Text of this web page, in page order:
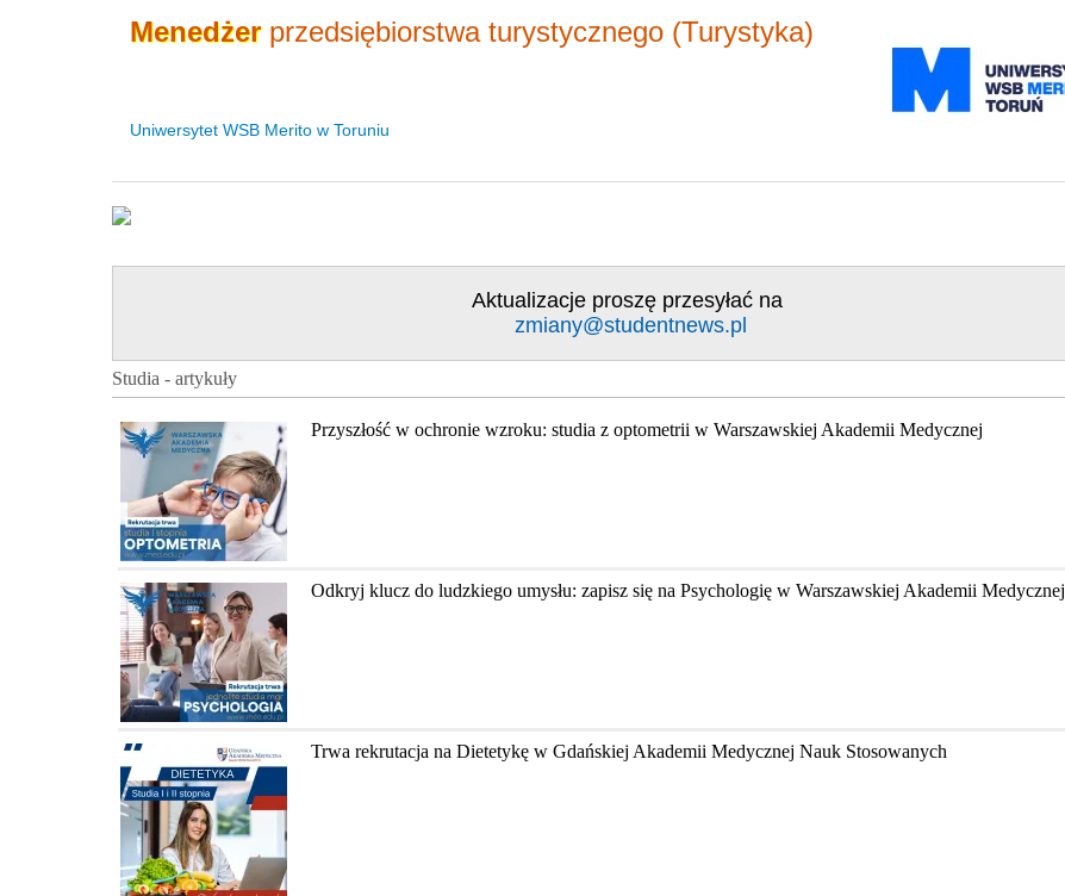
Menedżerprzedsiębiorstwa turystycznego (Turystyka)
Uniwersytet WSB Merito w Toruniu
Aktualizacje proszę przesyłać na
zmiany@studentnews.pl
Studia - artykuły
Przyszłość w ochronie wzroku: studia z optometrii w Warszawskiej Akademii Medycznej
Odkryj klucz do ludzkiego umysłu: zapisz się na Psychologię w Warszawskiej Akademii Medycznej
Trwa rekrutacja na Dietetykę w Gdańskiej Akademii Medycznej Nauk Stosowanych